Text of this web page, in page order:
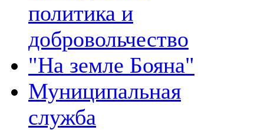
политика и
добровольчество
"На земле Бояна"
Муниципальная
служба